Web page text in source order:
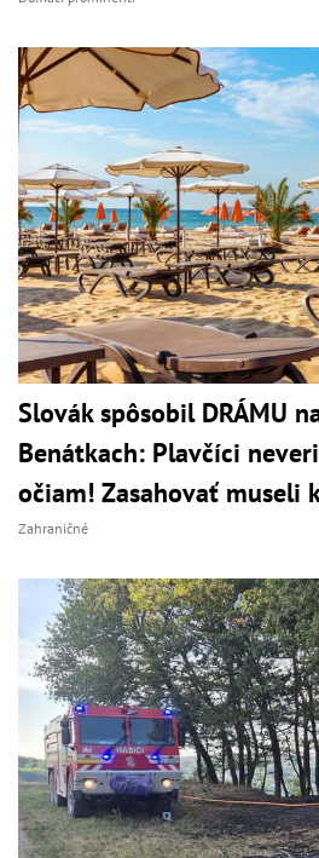
Slovák spôsobil DRÁMU
Benátkach: Plavčíci
očiam! Zasahovať museli
Zahraničné